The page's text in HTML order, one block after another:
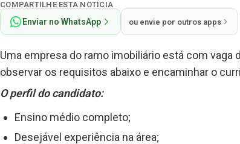
COMPARTILHE ESTA NOTÍCIA
Enviar no WhatsApp ou envie por outros apps
Uma empresa do ramo imobiliário está com vaga
observar os requisitos abaixo e encaminhar o
O perfil do candidato:
Ensino médio completo;
Desejável experiência na área;